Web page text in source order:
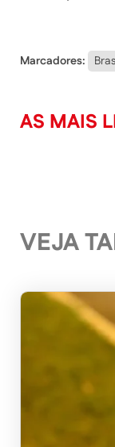
Marcadores:
AS MAIS
VEJA